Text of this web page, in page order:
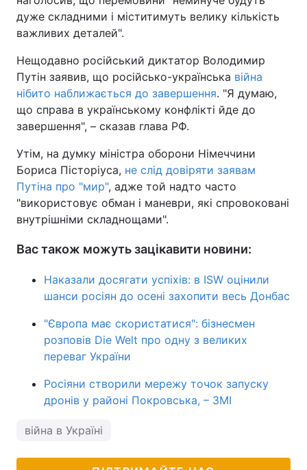
дуже складними і міститимуть велику кількість
важливих деталей".
Нещодавно російський диктатор Володимир
Путін заявив, що російсько-українська війна
нібито наближається до завершення. "Я думаю,
що справа в українському конфлікті йде до
завершення", – сказав глава РФ.
Утім, на думку міністра оборони Німеччини
Бориса Пісторіуса, не слід довіряти заявам
Путіна про "мир", адже той надто часто
"використовує обман і маневри, які спровоковані
внутрішніми складнощами".
Вас також можуть зацікавити новини:
Наказали досягати успіхів: в ISW оцінили
шанси росіян до осені захопити весь Донбас
"Європа має скористатися": бізнесмен
розповів Die Welt про одну з великих
переваг України
Росіяни створили мережу точок запуску
дронів у районі Покровська, – ЗМІ
війна в Україні